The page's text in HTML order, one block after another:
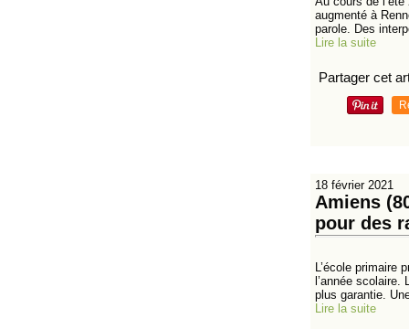
augmenté à
parole. Des
Lire la suite
Partager cet
18 février 2021
Amiens
pour des
L’école primaire
l’année
plus garantie.
Lire la suite